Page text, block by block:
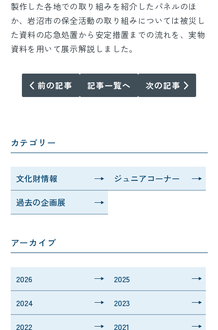
製作した各地での取り組みを紹介したパネルのほ
か、岩沼市の保全活動の取り組みについては被災し
た資料の応急処置から安定措置までの流れを、実物
資料を用いて展示解説しました。
前の記事 記事一覧へ 次の記事
カテゴリー
文化財情報 ジュニアコーナー
過去の企画展
アーカイブ
2026 2025
2024 2023
2022 2021